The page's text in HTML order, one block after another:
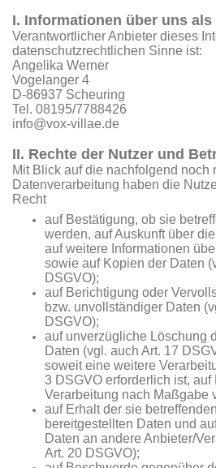
I. Informationen über uns
Verantwortlicher Anbieter dieses
datenschutzrechtlichen Sinne ist:
Angelika Werner
Vogelanger 4
D-86937 Scheuring
Tel. 08195/7788426
info@vox-villae.de
II. Rechte der Nutzer und
Mit Blick auf die nachfolgend noch
Datenverarbeitung haben die
Recht
auf Bestätigung, ob sie
werden, auf Auskunft über
auf weitere Informationen
sowie auf Kopien der Daten
DSGVO);
auf Berichtigung oder
bzw. unvollständiger Daten
DSGVO);
auf unverzügliche Löschung
Daten (vgl. auch Art. 17
soweit eine weitere
3 DSGVO erforderlich ist,
Verarbeitung nach Maßgabe
auf Erhalt der sie
bereitgestellten Daten und
Daten an andere Anbieter/
Art. 20 DSGVO);